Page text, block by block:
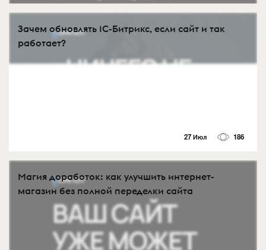
Зачем обновлять 1С-Битрикс, если сайт и так
работает?
27 Июл 186
Магия доработок: как улучшить интернет-
магазин без полной переделки сайта